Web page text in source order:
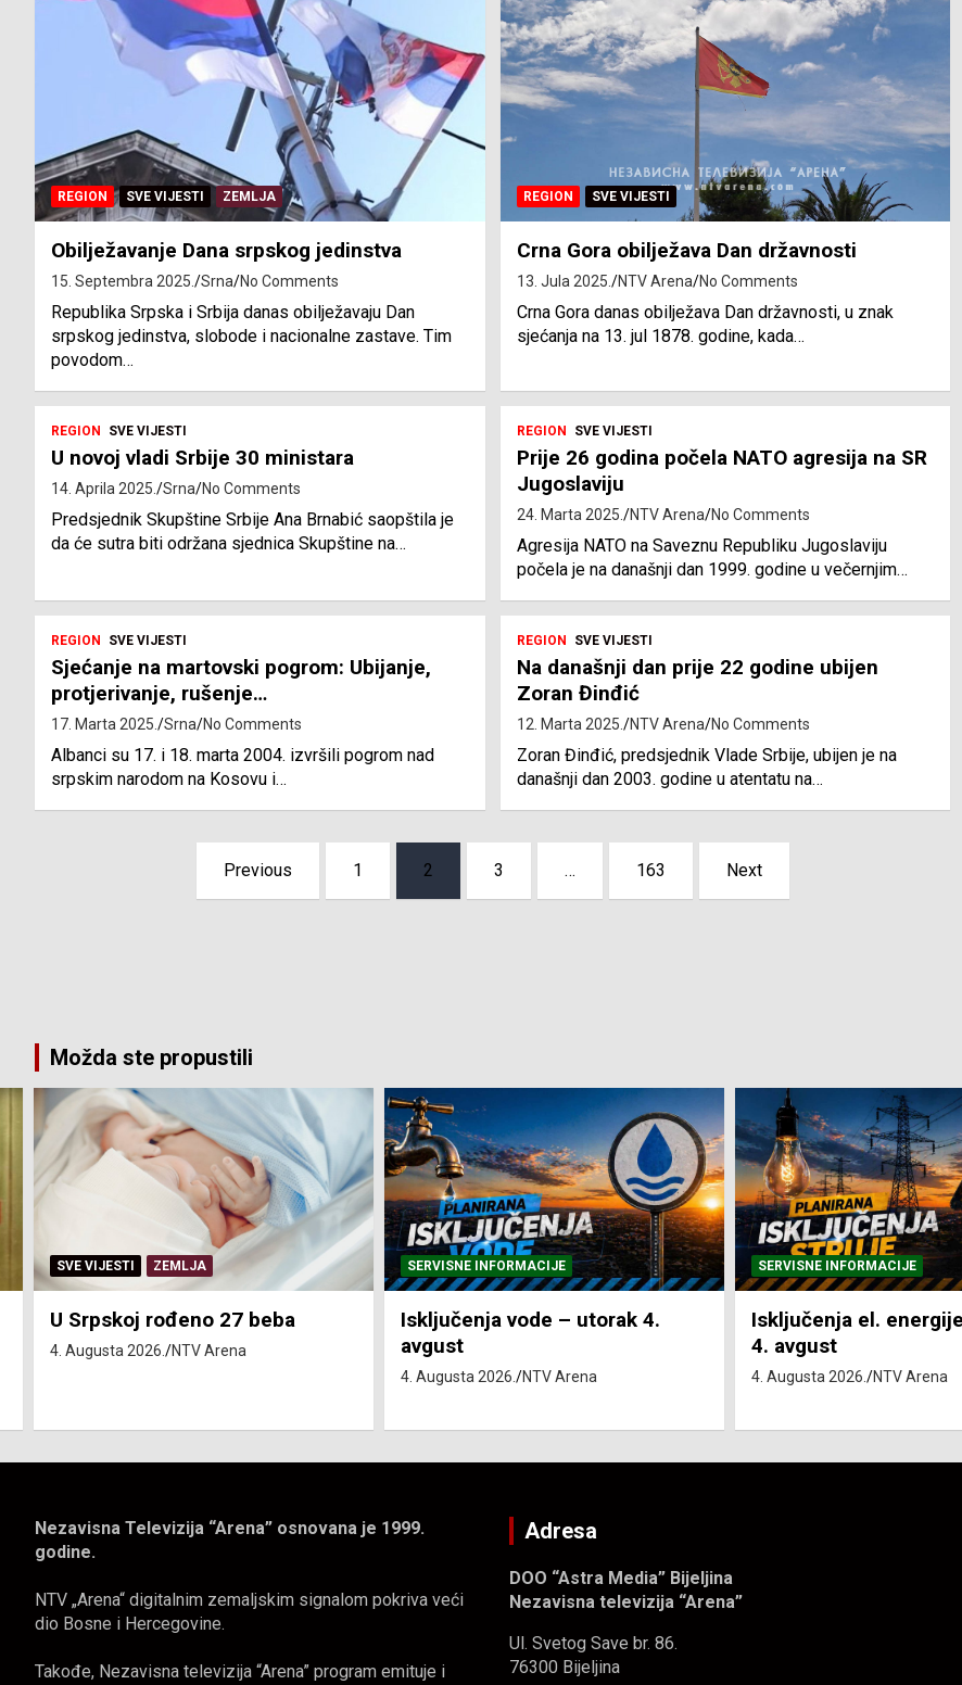
REGION SVE VIJESTI ZEMLJA
Obilježavanje Dana srpskog jedinstva
15. Septembra 2025. Srna No Comments
Republika Srpska i Srbija danas obilježavaju Dan
srpskog jedinstva, slobode i nacionalne zastave. Tim
povodom…
REGION SVE VIJESTI
Crna Gora obilježava Dan državnosti
13. Jula 2025. NTV Arena No Comments
Crna Gora danas obilježava Dan državnosti, u znak
sjećanja na 13. jul 1878. godine, kada…
REGION SVE VIJESTI
U novoj vladi Srbije 30 ministara
14. Aprila 2025. Srna No Comments
Predsjednik Skupštine Srbije Ana Brnabić saopštila je
da će sutra biti održana sjednica Skupštine na…
REGION SVE VIJESTI
Prije 26 godina počela NATO agresija na SR
Jugoslaviju
24. Marta 2025. NTV Arena No Comments
Agresija NATO na Saveznu Republiku Jugoslaviju
počela je na današnji dan 1999. godine u večernjim…
REGION SVE VIJESTI
Sjećanje na martovski pogrom: Ubijanje,
protjerivanje, rušenje…
17. Marta 2025. Srna No Comments
Albanci su 17. i 18. marta 2004. izvršili pogrom nad
srpskim narodom na Kosovu i…
REGION SVE VIJESTI
Na današnji dan prije 22 godine ubijen
Zoran Đinđić
12. Marta 2025. NTV Arena No Comments
Zoran Đinđić, predsjednik Vlade Srbije, ubijen je na
današnji dan 2003. godine u atentatu na…
pagination
Previous 1 2 3 … 163 Next
Možda ste propustili
SERVISNE INFORMACIJE
Isključenja vode – utorak 4.
avgust
SERVISNE INFORMACIJE
Isključenja el. energije – utorak
4. avgust
4. Augusta 2026. NTV Arena
SVE VIJESTI VRIJEME
Pretežno sunčano i
4. Augusta 2026.
Nezavisna Televizija “Arena” osnovana je 1999.
godine.
NTV „Arena“ digitalnim zemaljskim signalom pokriva veći
dio Bosne i Hercegovine.
Takođe, Nezavisna televizija “Arena” program emituje i
Adresa
DOO “Astra Media” Bijeljina
Nezavisna televizija “Arena”
Ul. Svetog Save br. 86.
76300 Bijeljina